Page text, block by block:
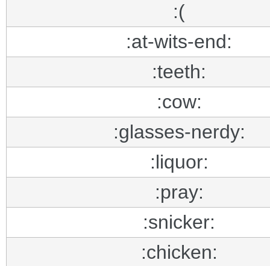
:(
:at-wits-end:
:teeth:
:cow:
:glasses-nerdy:
:liquor:
:pray:
:snicker:
:chicken: